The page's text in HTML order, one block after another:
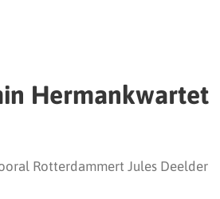
Hermankwartet
Rotterdammert Jules Deelder